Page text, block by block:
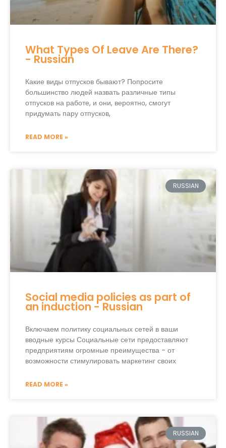
What Types Of Leave Are There?
- Russian
Какие виды отпусков бывают? Попросите
большинство людей назвать различные типы
отпусков на работе, и они, вероятно, смогут
придумать пару отпусков,
READ MORE »
RUSSIAN
Social media policies as part of
an induction - Russian
Включаем политику социальных сетей в ваши
вводные курсы Социальные сети предоставляют
предприятиям огромные преимущества - от
возможности стимулировать маркетинг своих
READ MORE »
RUSSIAN